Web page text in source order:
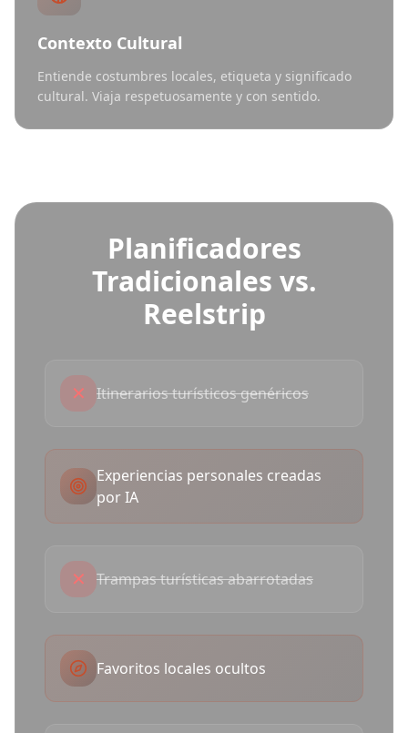
Contexto Cultural
Entiende costumbres locales, etiqueta y significado
cultural. Viaja respetuosamente y con sentido.
Planificadores
Tradicionales vs.
Reelstrip
✕ Itinerarios turísticos genéricos
Experiencias personales creadas
por IA
✕ Trampas turísticas abarrotadas
Favoritos locales ocultos